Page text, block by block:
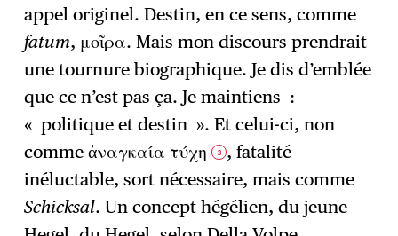
appel originel. Destin, en ce sens, comme
fatum, μοῖρα. Mais mon discours prendrait
une tournure biographique. Je dis d’emblée
que ce n’est pas ça. Je maintiens :
« politique et destin ». Et celui-ci, non
comme ἀναγκαία τύχη 3 , fatalité
inéluctable, sort nécessaire, mais comme
Schicksal. Un concept hégélien, du jeune